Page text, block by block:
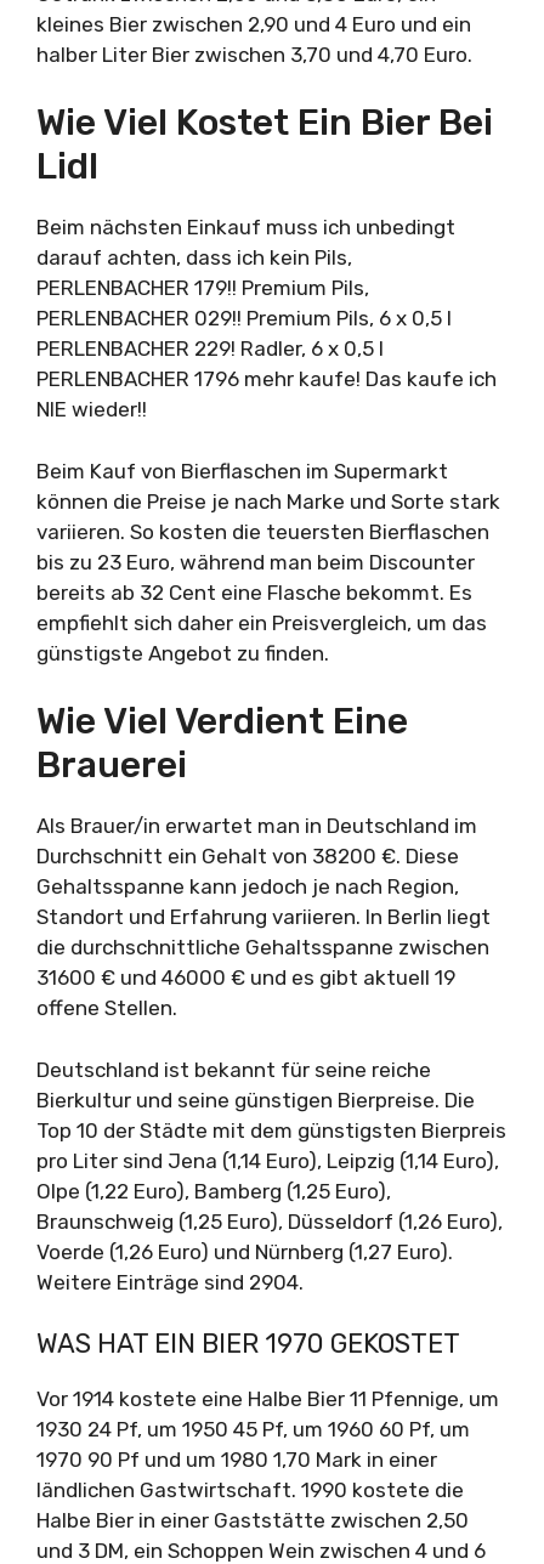
kleines Bier zwischen 2,90 und 4 Euro und ein
halber Liter Bier zwischen 3,70 und 4,70 Euro.
Wie Viel Kostet Ein Bier Bei
Lidl
Beim nächsten Einkauf muss ich unbedingt
darauf achten, dass ich kein Pils,
PERLENBACHER 179!! Premium Pils,
PERLENBACHER 029!! Premium Pils, 6 x 0,5 l
PERLENBACHER 229! Radler, 6 x 0,5 l
PERLENBACHER 1796 mehr kaufe! Das kaufe ich
NIE wieder!!
Beim Kauf von Bierflaschen im Supermarkt
können die Preise je nach Marke und Sorte stark
variieren. So kosten die teuersten Bierflaschen
bis zu 23 Euro, während man beim Discounter
bereits ab 32 Cent eine Flasche bekommt. Es
empfiehlt sich daher ein Preisvergleich, um das
günstigste Angebot zu finden.
Wie Viel Verdient Eine
Brauerei
Als Brauer/in erwartet man in Deutschland im
Durchschnitt ein Gehalt von 38200 €. Diese
Gehaltsspanne kann jedoch je nach Region,
Standort und Erfahrung variieren. In Berlin liegt
die durchschnittliche Gehaltsspanne zwischen
31600 € und 46000 € und es gibt aktuell 19
offene Stellen.
Deutschland ist bekannt für seine reiche
Bierkultur und seine günstigen Bierpreise. Die
Top 10 der Städte mit dem günstigsten Bierpreis
pro Liter sind Jena (1,14 Euro), Leipzig (1,14 Euro),
Olpe (1,22 Euro), Bamberg (1,25 Euro),
Braunschweig (1,25 Euro), Düsseldorf (1,26 Euro),
Voerde (1,26 Euro) und Nürnberg (1,27 Euro).
Weitere Einträge sind 2904.
WAS HAT EIN BIER 1970 GEKOSTET
Vor 1914 kostete eine Halbe Bier 11 Pfennige, um
1930 24 Pf, um 1950 45 Pf, um 1960 60 Pf, um
1970 90 Pf und um 1980 1,70 Mark in einer
ländlichen Gastwirtschaft. 1990 kostete die
Halbe Bier in einer Gaststätte zwischen 2,50
und 3 DM, ein Schoppen Wein zwischen 4 und 6